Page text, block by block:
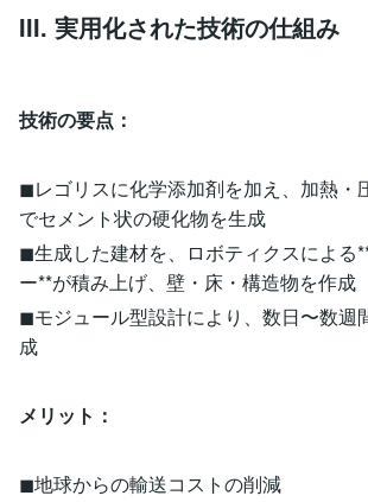
III. 実用化された技術の仕組み
技術の要点：
◼︎レゴリスに化学添加剤を加え、加熱・
でセメント状の硬化物を生成
◼︎生成した建材を、ロボティクスによる
ー**が積み上げ、壁・床・構造物を作成
◼︎モジュール型設計により、数日〜数週
成
メリット：
◼︎地球からの輸送コストの削減